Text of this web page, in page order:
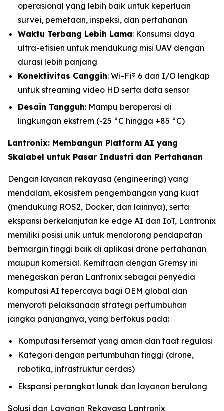
operasional yang lebih baik untuk keperluan
survei, pemetaan, inspeksi, dan pertahanan
Waktu Terbang Lebih Lama: Konsumsi daya
ultra-efisien untuk mendukung misi UAV dengan
durasi lebih panjang
Konektivitas Canggih: Wi-Fi® 6 dan I/O lengkap
untuk streaming video HD serta data sensor
Desain Tangguh: Mampu beroperasi di
lingkungan ekstrem (-25 °C hingga +85 °C)
Lantronix: Membangun Platform AI yang
Skalabel untuk Pasar Industri dan Pertahanan
Dengan layanan rekayasa (engineering) yang
mendalam, ekosistem pengembangan yang kuat
(mendukung ROS2, Docker, dan lainnya), serta
ekspansi berkelanjutan ke edge AI dan IoT, Lantronix
memiliki posisi unik untuk mendorong pendapatan
bermargin tinggi baik di aplikasi drone pertahanan
maupun komersial. Kemitraan dengan Gremsy ini
menegaskan peran Lantronix sebagai penyedia
komputasi AI tepercaya bagi OEM global dan
menyoroti pelaksanaan strategi pertumbuhan
jangka panjangnya, yang berfokus pada:
Komputasi tersemat yang aman dan taat regulasi
Kategori dengan pertumbuhan tinggi (drone,
robotika, infrastruktur cerdas)
Ekspansi perangkat lunak dan layanan berulang
Solusi dan Layanan Rekayasa Lantronix